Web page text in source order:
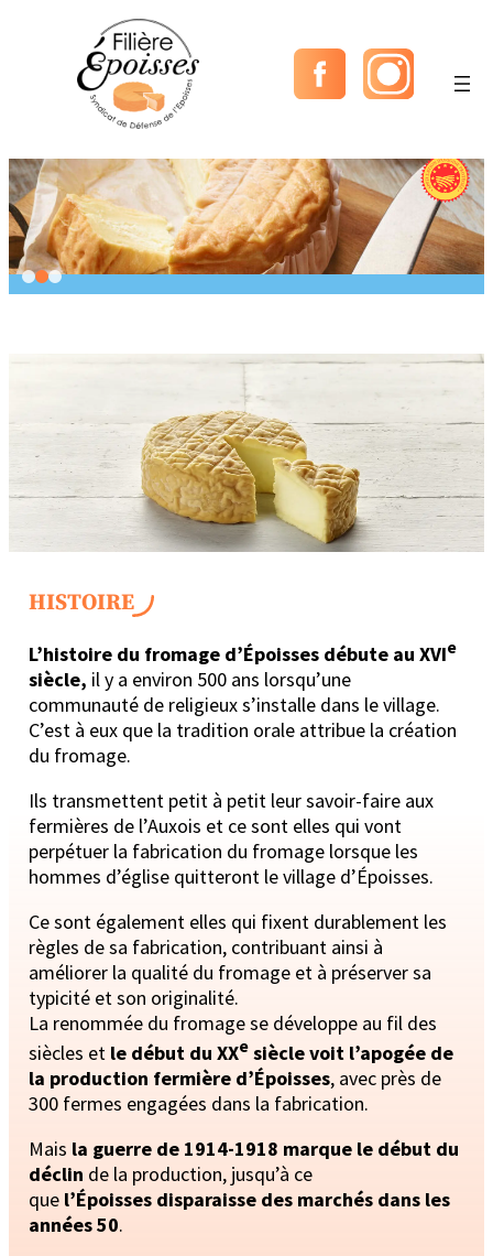
HISTOIRE
L’histoire du fromage d’Époisses débute au XVIe
siècle, il y a environ 500 ans lorsqu’une
communauté de religieux s’installe dans le village.
C’est à eux que la tradition orale attribue la création
du fromage.
Ils transmettent petit à petit leur savoir-faire aux
fermières de l’Auxois et ce sont elles qui vont
perpétuer la fabrication du fromage lorsque les
hommes d’église quitteront le village d’Époisses.
Ce sont également elles qui fixent durablement les
règles de sa fabrication, contribuant ainsi à
améliorer la qualité du fromage et à préserver sa
typicité et son originalité.
La renommée du fromage se développe au fil des
siècles et le début du XXe siècle voit l’apogée de
la production fermière d’Époisses, avec près de
300 fermes engagées dans la fabrication.
Mais la guerre de 1914-1918 marque le début du
déclin de la production, jusqu’à ce
que l’Époisses disparaisse des marchés dans les
années 50.